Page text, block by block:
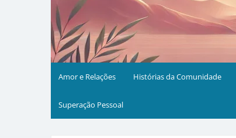
Amor e Relações Histórias da Comunidade
Superação Pessoal